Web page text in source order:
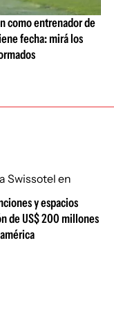
como entrenador de
fecha: mirá los
y espacios
de US$ 200 millones